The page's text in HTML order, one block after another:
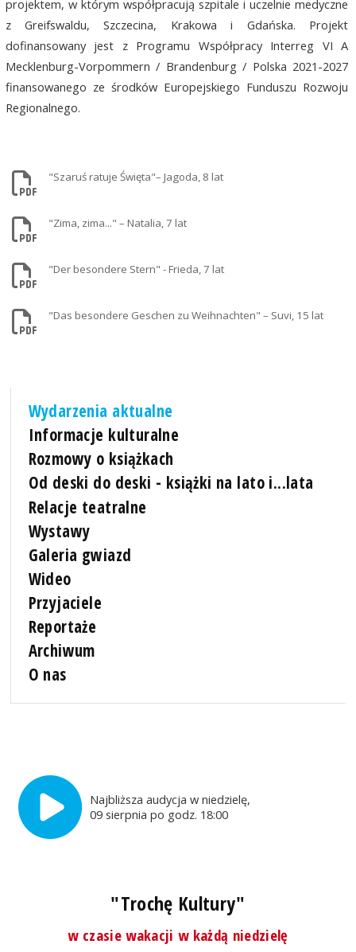
projektem, w którym współpracują szpitale i uczelnie medyczne
z Greifswaldu, Szczecina, Krakowa i Gdańska. Projekt
dofinansowany jest z Programu Współpracy Interreg VI A
Mecklenburg-Vorpommern / Brandenburg / Polska 2021-2027
finansowanego ze środków Europejskiego Funduszu Rozwoju
Regionalnego.
"Szaruś ratuje Święta"– Jagoda, 8 lat
"Zima, zima..." – Natalia, 7 lat
"Der besondere Stern" - Frieda, 7 lat
"Das besondere Geschen zu Weihnachten" – Suvi, 15 lat
Wydarzenia aktualne
Informacje kulturalne
Rozmowy o książkach
Od deski do deski - książki na lato i...lata
Relacje teatralne
Wystawy
Galeria gwiazd
Wideo
Przyjaciele
Reportaże
Archiwum
O nas
Najbliższa audycja w niedzielę,
09 sierpnia po godz. 18:00
"Trochę Kultury"
w czasie wakacji w każdą niedzielę